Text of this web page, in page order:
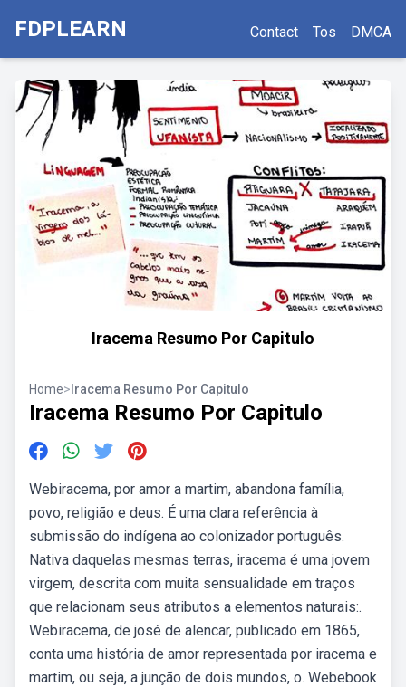
FDPLEARN Contact Tos DMCA
Iracema Resumo Por Capitulo
Home> Iracema Resumo Por Capitulo
Iracema Resumo Por Capitulo
Webiracema, por amor a martim, abandona família,
povo, religião e deus. É uma clara referência à
submissão do indígena ao colonizador português.
Nativa daquelas mesmas terras, iracema é uma jovem
virgem, descrita com muita sensualidade em traços
que relacionam seus atributos a elementos naturais:.
Webiracema, de josé de alencar, publicado em 1865,
conta uma história de amor representada por iracema e
martim, ou seja, a junção de dois mundos, o. Webebook